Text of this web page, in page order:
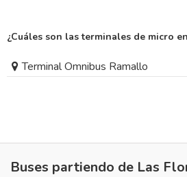
¿Cuáles son las terminales de micro
Terminal Omnibus Ramallo
Buses partiendo de Las